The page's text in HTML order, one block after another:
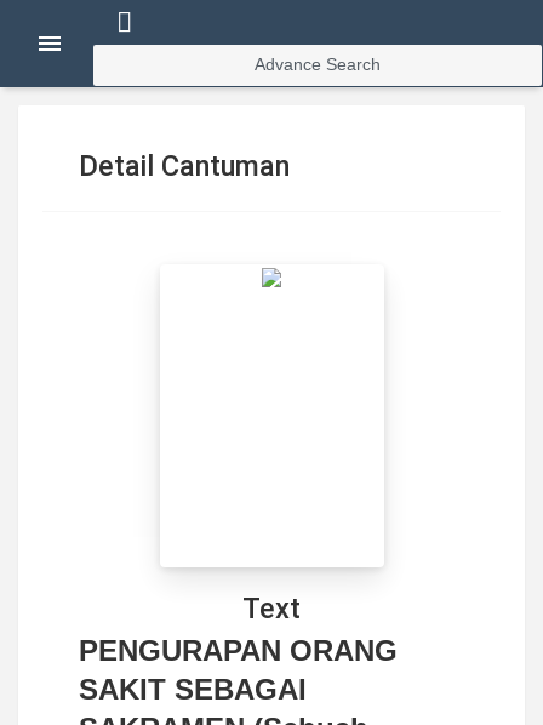
Advance Search
Detail Cantuman
Text
PENGURAPAN ORANG
SAKIT SEBAGAI